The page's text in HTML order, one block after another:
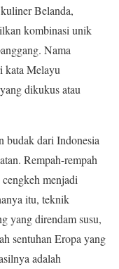
Belanda,
kombinasi unik
Nama
kata Melayu
dikukus atau
budak dari Indonesia
Rempah-rempah
menjadi
itu, teknik
yang direndam susu,
sentuhan Eropa yang
adalah